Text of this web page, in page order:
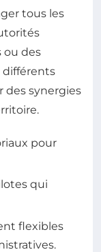
tous les
ou des
différents
des synergies
pour
qui
flexibles